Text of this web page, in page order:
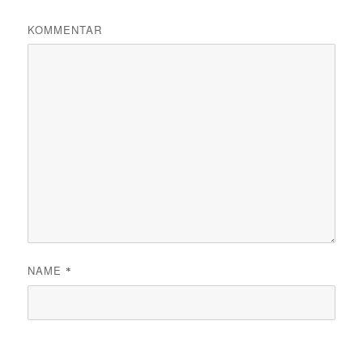
KOMMENTAR
NAME *